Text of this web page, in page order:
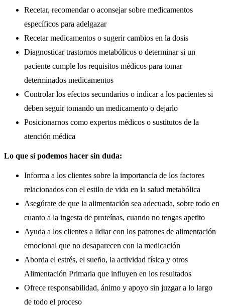
Recetar, recomendar o aconsejar sobre medicamentos
específicos para adelgazar
Recetar medicamentos o sugerir cambios en la dosis
Diagnosticar trastornos metabólicos o determinar si un
paciente cumple los requisitos médicos para tomar
determinados medicamentos
Controlar los efectos secundarios o indicar a los pacientes si
deben seguir tomando un medicamento o dejarlo
Posicionarnos como expertos médicos o sustitutos de la
atención médica
Lo que sí podemos hacer sin duda:
Informa a los clientes sobre la importancia de los factores
relacionados con el estilo de vida en la salud metabólica
Asegúrate de que la alimentación sea adecuada, sobre todo en
cuanto a la ingesta de proteínas, cuando no tengas apetito
Ayuda a los clientes a lidiar con los patrones de alimentación
emocional que no desaparecen con la medicación
Aborda el estrés, el sueño, la actividad física y otros
Alimentación Primaria que influyen en los resultados
Ofrece responsabilidad, ánimo y apoyo sin juzgar a lo largo
de todo el proceso